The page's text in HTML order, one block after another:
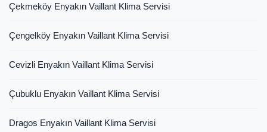
Çekmeköy Enyakın Vaillant Klima Servisi
Çengelköy Enyakın Vaillant Klima Servisi
Cevizli Enyakın Vaillant Klima Servisi
Çubuklu Enyakın Vaillant Klima Servisi
Dragos Enyakın Vaillant Klima Servisi